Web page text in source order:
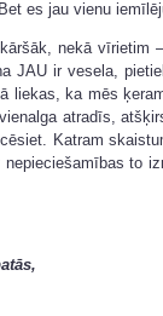
es jau vienu
nekā vīrietim
JAU ir vesela,
liekas, ka mēs
atradīs,
Katram
to